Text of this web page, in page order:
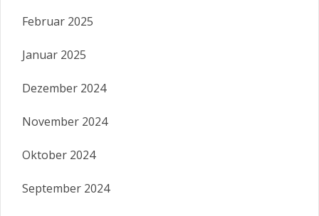
Februar 2025
Januar 2025
Dezember 2024
November 2024
Oktober 2024
September 2024